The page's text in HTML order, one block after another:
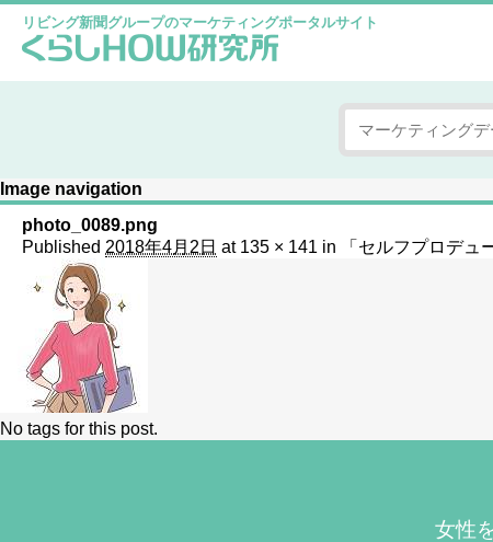
リビング新聞グループのマーケティングポータルサイト
Image navigation
photo_0089.png
Published 2018年4月2日 at 135 × 141 in 「セルフプロデュ
No tags for this post.
女性